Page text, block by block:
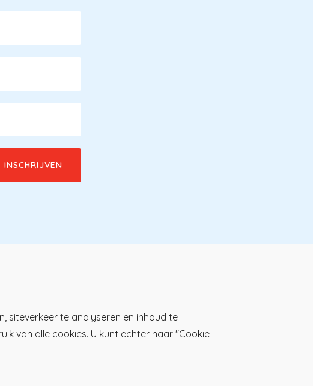
siteverkeer te analyseren en inhoud te
van alle cookies. U kunt echter naar "Cookie-